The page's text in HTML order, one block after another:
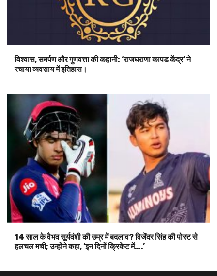
विश्वास, समर्पण और गुणवत्ता की कहानी: ‘राजघराणा कापड केंद्र’ ने
रचाया व्यवसाय में इतिहास।
14 साल के वैभव सूर्यवंशी की उम्र में बदलाव? विजेंदर सिंह की पोस्ट से
हलचल मची; उन्होंने कहा, ‘इन दिनों क्रिकेट में….’